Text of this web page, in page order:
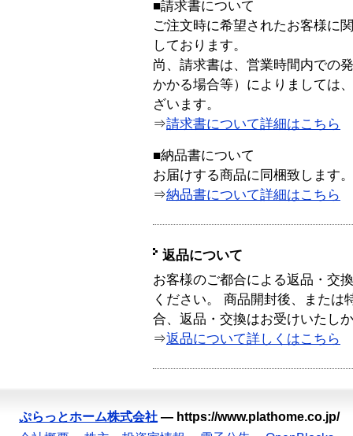
■請求書について
ご注文時に希望されたお客様に
しております。
尚、請求書は、営業時間内での
かかる場合等）によりましては
ざいます。
⇒請求書について詳細はこちら
■納品書について
お届けする商品に同梱致します。
⇒納品書について詳細はこちら
返品について
お客様のご都合による返品・交
ください。 商品開封後、または
合、返品・交換はお受けいたし
⇒返品について詳しくはこちら
ぷらっとホーム株式会社 — https://www.plathome.co.jp/